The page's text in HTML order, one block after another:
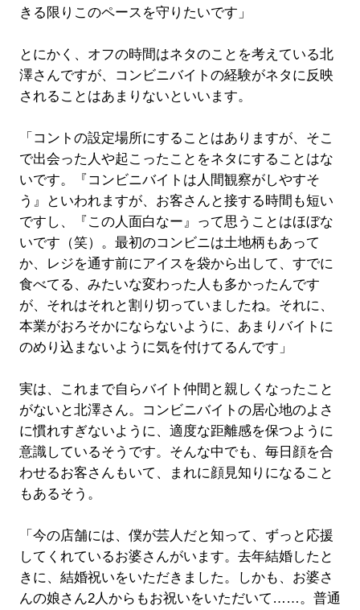
きる限りこのペースを守りたいです」
とにかく、オフの時間はネタのことを考えている北
澤さんですが、コンビニバイトの経験がネタに反映
されることはあまりないといいます。
「コントの設定場所にすることはありますが、そこ
で出会った人や起こったことをネタにすることはな
いです。『コンビニバイトは人間観察がしやすそ
う』といわれますが、お客さんと接する時間も短い
ですし、『この人面白なー』って思うことはほぼな
いです（笑）。最初のコンビニは土地柄もあって
か、レジを通す前にアイスを袋から出して、すでに
食べてる、みたいな変わった人も多かったんです
が、それはそれと割り切っていましたね。それに、
本業がおろそかにならないように、あまりバイトに
のめり込まないように気を付けてるんです」
実は、これまで自らバイト仲間と親しくなったこと
がないと北澤さん。コンビニバイトの居心地のよさ
に慣れすぎないように、適度な距離感を保つように
意識しているそうです。そんな中でも、毎日顔を合
わせるお客さんもいて、まれに顔見知りになること
もあるそう。
「今の店舗には、僕が芸人だと知って、ずっと応援
してくれているお婆さんがいます。去年結婚したと
きに、結婚祝いをいただきました。しかも、お婆さ
んの娘さん2人からもお祝いをいただいて……。普通